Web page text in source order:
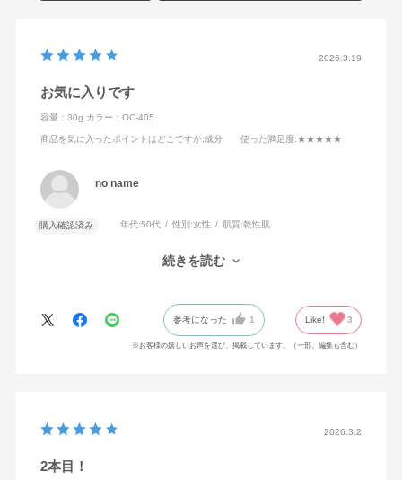
2026.3.19
お気に入りです
容量：30g カラー：OC-405
商品を気に入ったポイントはどこですか:成分 使った満足度:★★★★★
no name
購入確認済み 年代:50代 性別:女性 肌質:乾性肌
薄く伸ばしても、しっかりカバー。
続きを読む
参考になった 1 Like! 3
※お客様の嬉しいお声を選び、掲載しています。（一部、編集も含む）
2026.3.2
2本目！